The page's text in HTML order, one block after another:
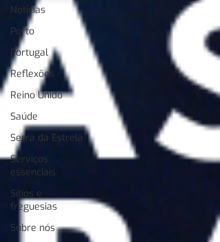
Notícias
Porto
Portugal
Reflexões
Reino Unido
Saúde
Serra da Estrela
Serviços
essenciais
Sítios e
freguesias
Sobre nós